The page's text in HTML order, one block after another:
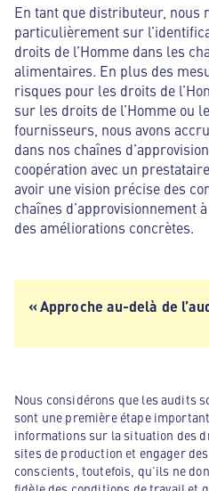
En tant que distributeur, nous
particulièrement sur
droits de l’Homme dans les
alimentaires. En plus des
risques pour les droits de
sur les droits de l’Homme ou
fournisseurs, nous avons
dans nos chaînes
coopération avec un
avoir une vision précise des
chaînes d’approvisionnement
des améliorations concrètes.
« Approche au-delà de
Nous considérons que les audits
sont une première étape
informations sur la situation des
sites de production et engager
conscients, toutefois, qu’ils ne